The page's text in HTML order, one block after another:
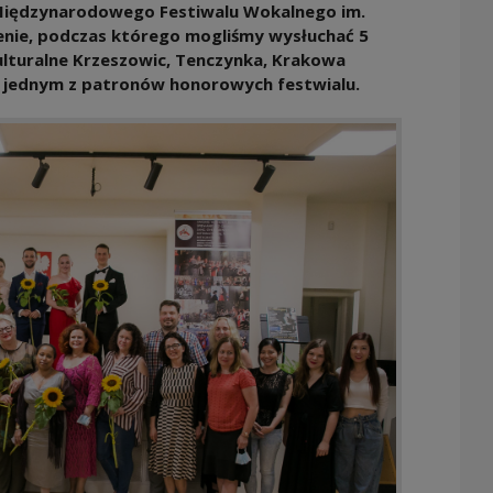
Festiwalu Wokalnego im.
podczas którego mogliśmy wysłuchać 5
Krzeszowic, Tenczynka, Krakowa
z patronów honorowych festwialu.